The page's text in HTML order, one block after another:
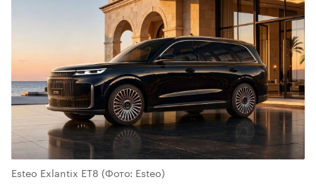
Esteo Exlantix ET8 (Фото: Esteo)